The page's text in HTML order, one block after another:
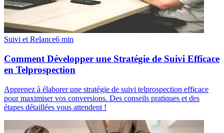
Suivi et Relance6 min
Comment Développer une Stratégie de Suivi Efficace
en Telprospection
Apprenez à élaborer une stratégie de suivi telprospection efficace
pour maximiser vos conversions. Des conseils pratiques et des
étapes détaillées vous attendent !